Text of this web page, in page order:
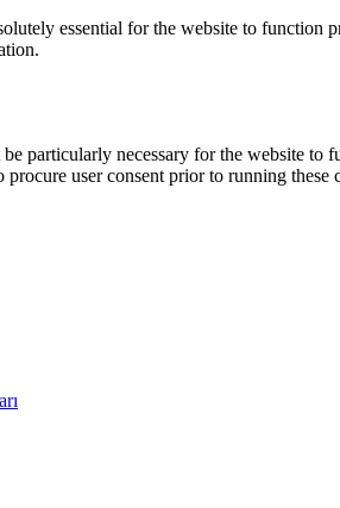
essential for the website to
particularly necessary for the website to
procure user consent prior to running these